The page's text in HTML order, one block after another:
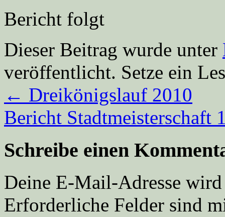
Bericht folgt
Dieser Beitrag wurde unter
veröffentlicht. Setze ein
← Dreikönigslauf 2010
Bericht Stadtmeisterschaft
Schreibe einen
Deine E-Mail-Adresse
Erforderliche Felder sind